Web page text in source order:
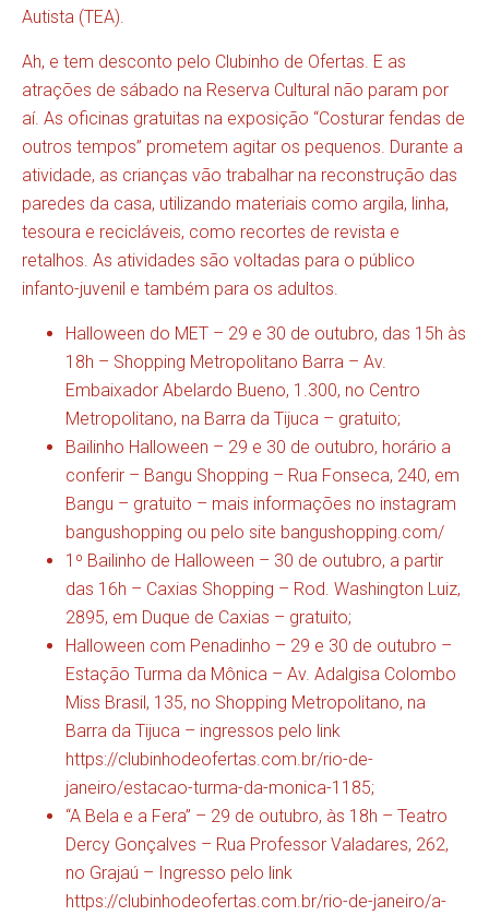
Autista (TEA).
Ah, e tem desconto pelo Clubinho de Ofertas. E as
atrações de sábado na Reserva Cultural não param por
aí. As oficinas gratuitas na exposição “Costurar fendas de
outros tempos” prometem agitar os pequenos. Durante a
atividade, as crianças vão trabalhar na reconstrução das
paredes da casa, utilizando materiais como argila, linha,
tesoura e recicláveis, como recortes de revista e
retalhos. As atividades são voltadas para o público
infanto-juvenil e também para os adultos.
Halloween do MET – 29 e 30 de outubro, das 15h às
18h – Shopping Metropolitano Barra – Av.
Embaixador Abelardo Bueno, 1.300, no Centro
Metropolitano, na Barra da Tijuca – gratuito;
Bailinho Halloween – 29 e 30 de outubro, horário a
conferir – Bangu Shopping – Rua Fonseca, 240, em
Bangu – gratuito – mais informações no instagram
bangushopping ou pelo site bangushopping.com/
1º Bailinho de Halloween – 30 de outubro, a partir
das 16h – Caxias Shopping – Rod. Washington Luiz,
2895, em Duque de Caxias – gratuito;
Halloween com Penadinho – 29 e 30 de outubro –
Estação Turma da Mônica – Av. Adalgisa Colombo
Miss Brasil, 135, no Shopping Metropolitano, na
Barra da Tijuca – ingressos pelo link
https://clubinhodeofertas.com.br/rio-de-
janeiro/estacao-turma-da-monica-1185;
“A Bela e a Fera” – 29 de outubro, às 18h – Teatro
Dercy Gonçalves – Rua Professor Valadares, 262,
no Grajaú – Ingresso pelo link
https://clubinhodeofertas.com.br/rio-de-janeiro/a-